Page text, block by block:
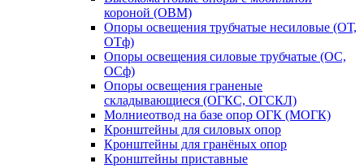
короной (ОВМ)
Опоры освещения трубчатые несиловые (ОТ,
ОТф)
Опоры освещения силовые трубчатые (ОС,
ОСф)
Опоры освещения граненые
складывающиеся (ОГКС, ОГСКЛ)
Молниеотвод на базе опор ОГК (МОГК)
Кронштейны для силовых опор
Кронштейны для гранёных опор
Кронштейны приставные